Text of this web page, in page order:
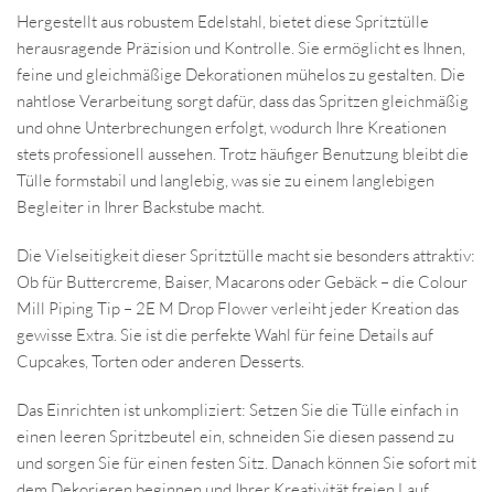
Hergestellt aus robustem Edelstahl, bietet diese Spritztülle
herausragende Präzision und Kontrolle. Sie ermöglicht es Ihnen,
feine und gleichmäßige Dekorationen mühelos zu gestalten. Die
nahtlose Verarbeitung sorgt dafür, dass das Spritzen gleichmäßig
und ohne Unterbrechungen erfolgt, wodurch Ihre Kreationen
stets professionell aussehen. Trotz häufiger Benutzung bleibt die
Tülle formstabil und langlebig, was sie zu einem langlebigen
Begleiter in Ihrer Backstube macht.
Die Vielseitigkeit dieser Spritztülle macht sie besonders attraktiv:
Ob für Buttercreme, Baiser, Macarons oder Gebäck – die Colour
Mill Piping Tip – 2E M Drop Flower verleiht jeder Kreation das
gewisse Extra. Sie ist die perfekte Wahl für feine Details auf
Cupcakes, Torten oder anderen Desserts.
Das Einrichten ist unkompliziert: Setzen Sie die Tülle einfach in
einen leeren Spritzbeutel ein, schneiden Sie diesen passend zu
und sorgen Sie für einen festen Sitz. Danach können Sie sofort mit